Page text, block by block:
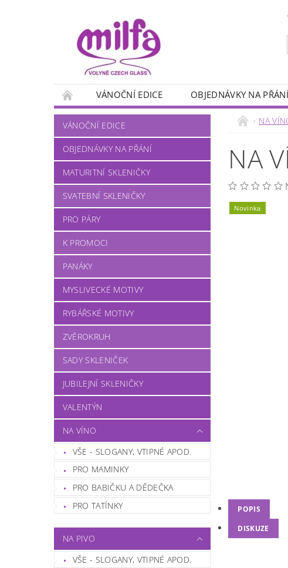
VÁNOČNÍ EDICE OBJEDNÁVKY NA PŘÁNÍ
PANÁKY
MYSLIVECKÉ MOTIVY
NA VÍNO
NA PIVO NA KÁVU
VÁNOČNÍ EDICE
OBJEDNÁVKY NA PŘÁNÍ
MATURITNÍ SKLENIČKY
SVATEBNÍ SKLENIČKY
PRO PÁRY
K PROMOCI
PANÁKY
MYSLIVECKÉ MOTIVY
RYBÁŘSKÉ MOTIVY
ZVĚROKRUH
SADY SKLENIČEK
JUBILEJNÍ SKLENIČKY
VALENTÝN
NA VÍNO
VŠE - SLOGANY, VTIPNÉ APOD.
PRO MAMINKY
PRO BABIČKU A DĚDEČKA
PRO TATÍNKY
NA PIVO
VŠE - SLOGANY, VTIPNÉ APOD.
NA
NA
Novinka
POPIS
DISKUZE